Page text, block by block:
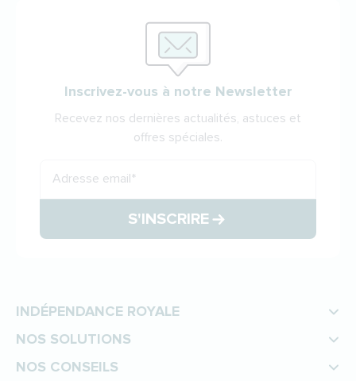
Inscrivez-vous à notre Newsletter
Recevez nos dernières actualités, astuces et
offres spéciales.
Adresse email*
S'INSCRIRE
INDÉPENDANCE ROYALE
NOS SOLUTIONS
NOS CONSEILS